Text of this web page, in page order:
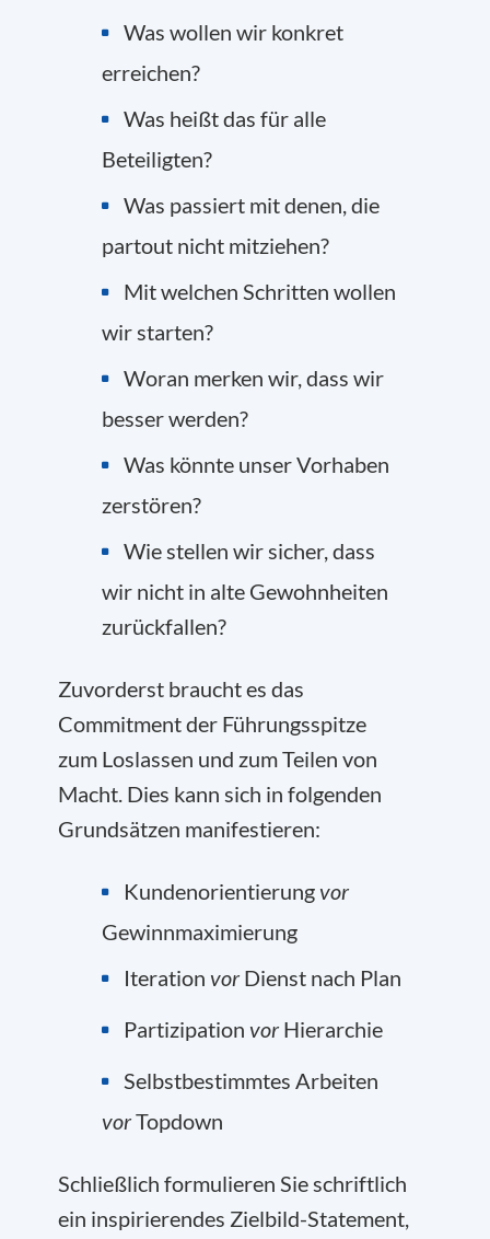
Was wollen wir konkret
erreichen?
Was heißt das für alle
Beteiligten?
Was passiert mit denen, die
partout nicht mitziehen?
Mit welchen Schritten wollen
wir starten?
Woran merken wir, dass wir
besser werden?
Was könnte unser Vorhaben
zerstören?
Wie stellen wir sicher, dass
wir nicht in alte Gewohnheiten
zurückfallen?
Zuvorderst braucht es das
Commitment der Führungsspitze
zum Loslassen und zum Teilen von
Macht. Dies kann sich in folgenden
Grundsätzen manifestieren:
Kundenorientierungvor
Gewinnmaximierung
Iteration vorDienst nach Plan
Partizipation vorHierarchie
Selbstbestimmtes Arbeiten
vorTopdown
Schließlich formulieren Sie schriftlich
ein inspirierendes Zielbild-Statement,